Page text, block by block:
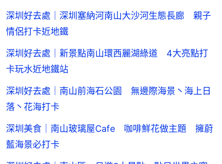
深圳好去處｜深圳塞納河南山大沙河生態長廊 親子
情侶打卡近地鐵
深圳好去處｜新景點南山環西麗湖綠道 4大亮點打
卡玩水近地鐵站
深圳好去處｜南山前海石公園 無邊際海景丶海上日
落丶花海打卡
深圳美食｜南山玻璃屋Cafe 咖啡鮮花做主題 擁蔚
藍海景必打卡